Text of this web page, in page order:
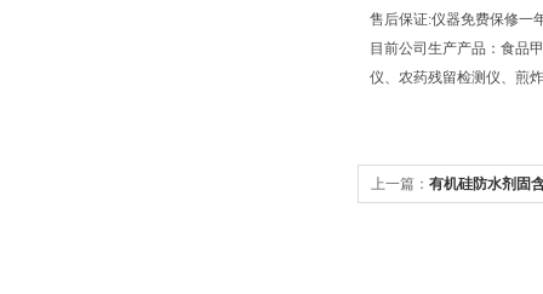
售后保证:仪器免费保修一
目前公司生产产品：食品
仪、农药残留检测仪、煎
上一篇： 有机硅防水剂固